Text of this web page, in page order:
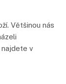
Většinou nás
v